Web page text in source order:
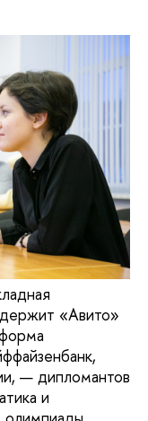
«Авито»
— дипломантов
и